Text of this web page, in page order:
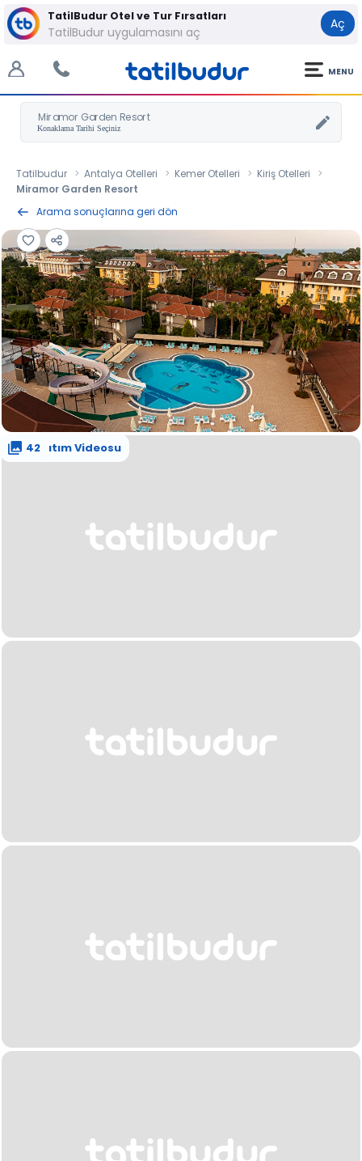
TatilBudur Otel ve Tur Fırsatları
TatilBudur uygulamasını aç
Aç
MENU
Miramor Garden Resort
Tatilbudur Antalya Otelleri Kemer Otelleri
Kiriş Otelleri
Miramor Garden Resort
Arama sonuçlarına geri dön
Tanıtım Videosu
42